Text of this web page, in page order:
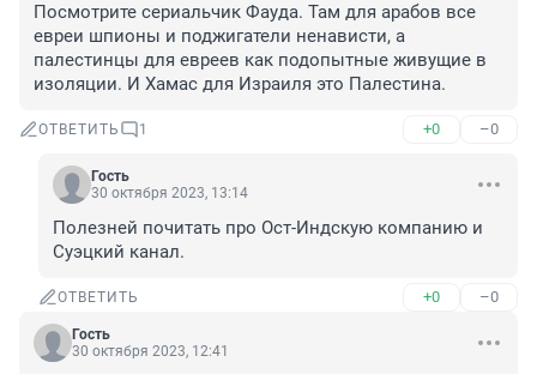
Посмотрите сериальчик Фауда. Там для арабов все
евреи шпионы и поджигатели ненависти, а
палестинцы для евреев как подопытные живущие в
изоляции. И Хамас для Израиля это Палестина.
ОТВЕТИТЬ 1 +0 –0
Гость
30 октября 2023, 13:14
Полезней почитать про Ост-Индскую компанию и
Суэцкий канал.
ОТВЕТИТЬ +0 –0
Гость
30 октября 2023, 12:41